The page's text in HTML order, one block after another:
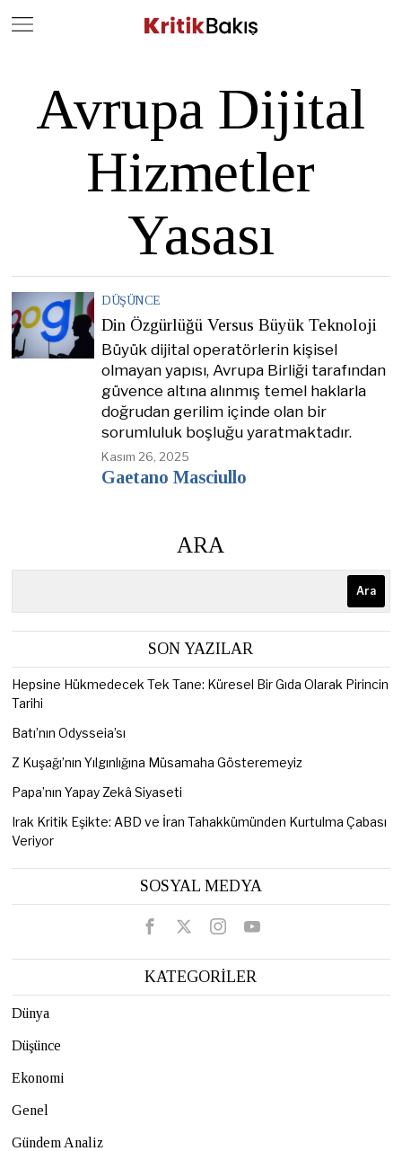
Avrupa Dijital
Hizmetler
Yasası
DÜŞÜNCE
Din Özgürlüğü Versus Büyük Teknoloji
Büyük dijital operatörlerin kişisel
olmayan yapısı, Avrupa Birliği tarafından
güvence altına alınmış temel haklarla
doğrudan gerilim içinde olan bir
sorumluluk boşluğu yaratmaktadır.
Kasım 26, 2025
Gaetano Masciullo
ARA
Ara
SON YAZILAR
Hepsine Hükmedecek Tek Tane: Küresel Bir Gıda Olarak Pirincin
Tarihi
Batı’nın Odysseia’sı
Z Kuşağı’nın Yılgınlığına Müsamaha Gösteremeyiz
Papa’nın Yapay Zekâ Siyaseti
Irak Kritik Eşikte: ABD ve İran Tahakkümünden Kurtulma Çabası
Veriyor
SOSYAL MEDYA
KATEGORİLER
Dünya
Düşünce
Ekonomi
Genel
Gündem Analiz